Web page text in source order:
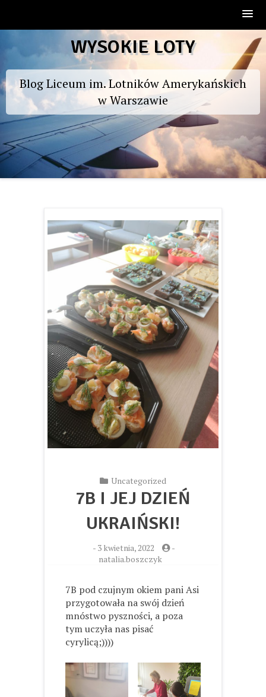
to
WYSOKIE LOTY
Blog Liceum im. Lotników Amerykańskich
w Warszawie
Uncategorized
7B I JEJ DZIEŃ
UKRAIŃSKI!
- 3 kwietnia, 2022
-
natalia.boszczyk
7B pod czujnym okiem pani Asi
przygotowała na swój dzień
mnóstwo pyszności, a poza
tym uczyła nas pisać
cyrylicą;))))